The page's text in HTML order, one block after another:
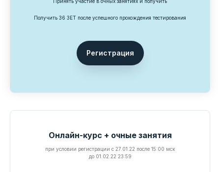
Получить 36 ЗЕТ после успешного прохождения тестирования
Регистрация
Онлайн-курс + очные занятия
при условии регистрации с 27.01.22 после 15:00 мск
до 01.02.22 23:59
Обсудить аудит,
обучение, научное
проект для региона
обновление протоколов, научная статья,
исследовательский проект или
сопровождение перинатальной службы.